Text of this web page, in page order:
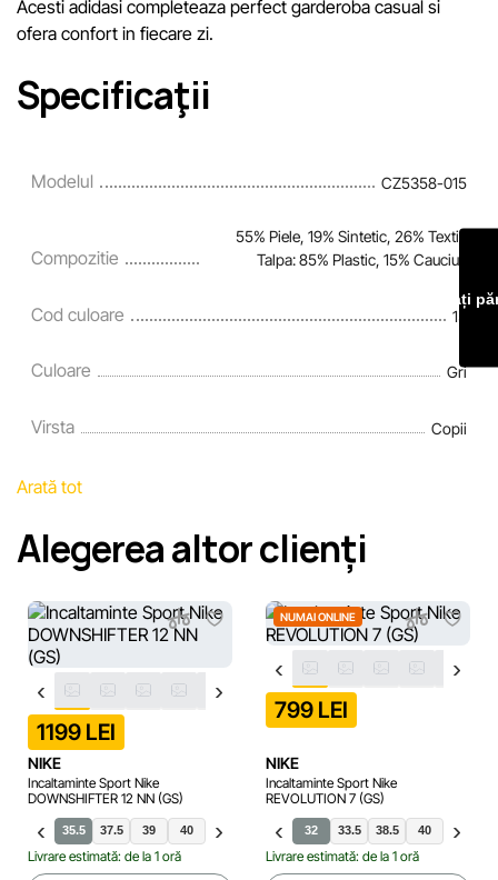
Acesti adidasi completeaza perfect garderoba casual si
ofera confort in fiecare zi.
Specificaţii
Modelul CZ5358-015
Compozitie
55% Piele, 19% Sintetic, 26% Textil;
Talpa: 85% Plastic, 15% Cauciuc
Cod culoare 15
Culoare Gri
Virsta Copii
Arată tot
Alegerea altor clienți
1199 LEI
NIKE
Incaltaminte Sport Nike
DOWNSHIFTER 12 NN (GS)
35.5 37.5 39 40 36 38 38.5
Livrare estimată: de la 1 oră
NUMAI ONLINE
799 LEI
NIKE
Incaltaminte Sport Nike
REVOLUTION 7 (GS)
32 33.5 38.5 40 33
Livrare estimată: de la 1 oră
Lăsați